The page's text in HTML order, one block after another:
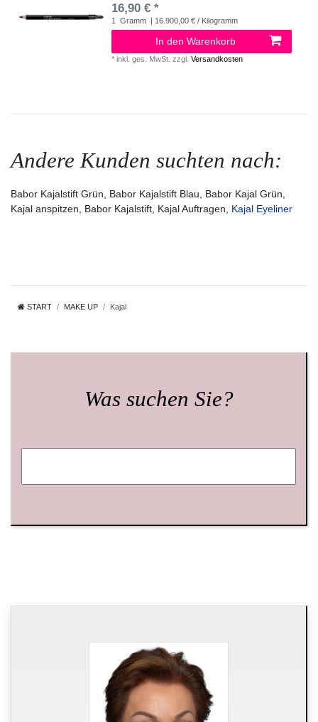
16,90 € *
1 Gramm | 16.900,00 € / Kilogramm
In den Warenkorb
*inkl. ges. MwSt. zzgl.Versandkosten
Andere Kunden suchten nach:
Babor Kajalstift Grün, Babor Kajalstift Blau, Babor Kajal Grün,
Kajal anspitzen, Babor Kajalstift, Kajal Auftragen, Kajal Eyeliner
START MAKE UP Kajal
Was suchen Sie?